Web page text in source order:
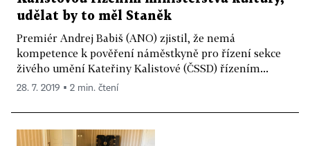
udělat by to měl Staněk
Premiér Andrej Babiš (ANO) zjistil, že nemá
kompetence k pověření náměstkyně pro řízení sekce
živého umění Kateřiny Kalistové (ČSSD) řízením...
28. 7. 2019 ▪ 2 min. čtení